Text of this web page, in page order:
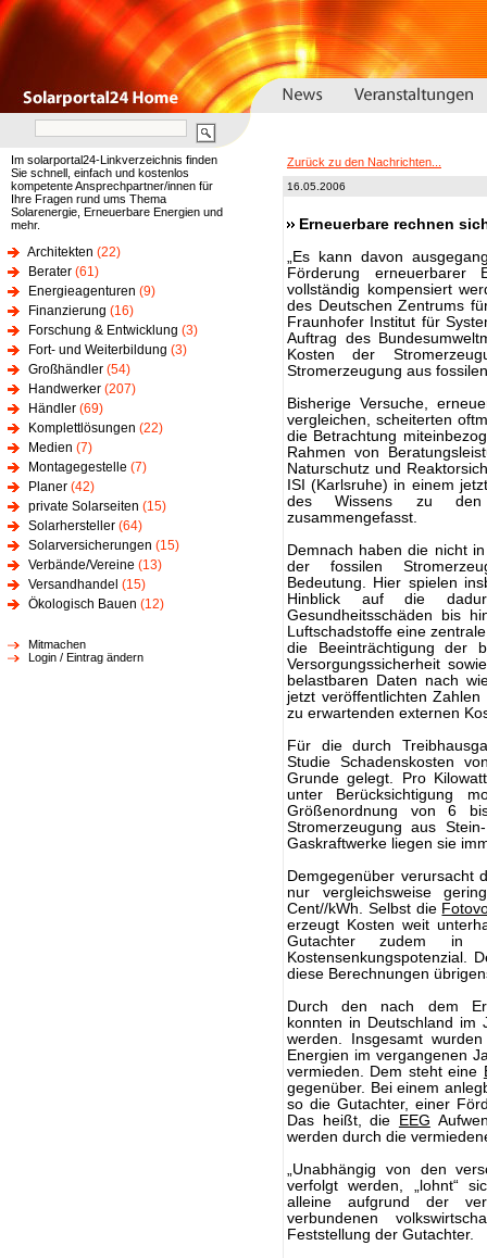
Im solarportal24-Linkverzeichnis finden
Sie schnell, einfach und kostenlos
kompetente Ansprechpartner/innen für
Ihre Fragen rund ums Thema
Solarenergie, Erneuerbare Energien und
mehr.
Architekten (22)
Berater (61)
Energieagenturen (9)
Finanzierung (16)
Forschung & Entwicklung (3)
Fort- und Weiterbildung (3)
Großhändler (54)
Handwerker (207)
Händler (69)
Komplettlösungen (22)
Medien (7)
Montagegestelle (7)
Planer (42)
private Solarseiten (15)
Solarhersteller (64)
Solarversicherungen (15)
Verbände/Vereine (13)
Versandhandel (15)
Ökologisch Bauen (12)
Mitmachen
Login / Eintrag ändern
Zurück zu den Nachrichten...
16.05.2006
Erneuerbare rechnen
„Es kann davon
Förderung erneuerbarer
vollständig kompensiert
des Deutschen Zentrums
Fraunhofer Institut für
Auftrag des
Kosten der
Stromerzeugung aus
Bisherige Versuche,
vergleichen, scheiterten
die Betrachtung
Rahmen von
Naturschutz und
ISI (Karlsruhe) in einem
des Wissens zu den
zusammengefasst.
Demnach haben die nicht
der fossilen
Bedeutung. Hier spielen
Hinblick auf die
Gesundheitsschäden bis
Luftschadstoffe eine
die Beeinträchtigung der
Versorgungssicherheit
belastbaren Daten nach
jetzt veröffentlichten
zu erwartenden externen
Für die durch
Studie Schadenskosten
Grunde gelegt. Pro
unter Berücksichtigung
Größenordnung von 6
Stromerzeugung aus
Gaskraftwerke liegen sie
Demgegenüber verursacht
nur vergleichsweise
Cent//kWh. Selbst die
erzeugt Kosten weit
Gutachter zudem in
Kostensenkungspotenzial.
diese Berechnungen
Durch den nach dem
konnten in Deutschland im
werden. Insgesamt
Energien im vergangenen
vermieden. Dem steht eine
gegenüber. Bei einem
so die Gutachter, einer
Das heißt, die
EEG
werden durch die
„Unabhängig von den
verfolgt werden, „lohnt“
alleine aufgrund der
verbundenen
Feststellung der Gutachter.